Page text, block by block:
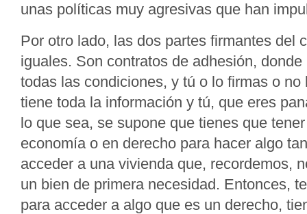
unas políticas muy agresivas que han
Por otro lado, las dos partes firmantes del
iguales. Son contratos de adhesión,
todas las condiciones, y tú o lo firmas o no
tiene toda la información y tú, que eres
lo que sea, se supone que tienes que
economía o en derecho para hacer algo
acceder a una vivienda que, recordemos,
un bien de primera necesidad. Entonces,
para acceder a algo que es un derecho,